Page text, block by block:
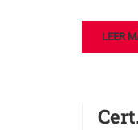
LEER